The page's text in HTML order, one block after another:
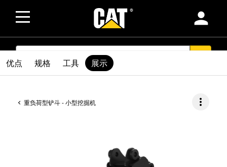
person
SEARCH
重负荷型铲斗 - 小型挖掘机 more_vert
优点 规格 工具 展示